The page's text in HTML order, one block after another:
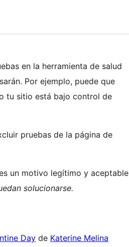
en la herramienta de salud
Por ejemplo, puede que
tu sitio está bajo control de
pruebas de la página de
un motivo legítimo y aceptable
solucionarse.
Day de Katerine Melina